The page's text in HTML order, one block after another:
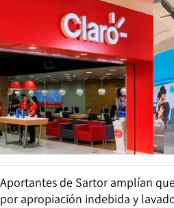
Aportantes de Sartor amplían
por apropiación indebida y